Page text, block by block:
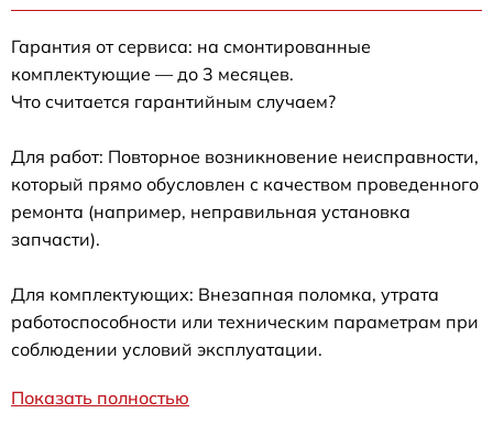
Гарантия от сервиса: на смонтированные
комплектующие — до 3 месяцев.
Что считается гарантийным случаем?
Для работ: Повторное возникновение неисправности,
который прямо обусловлен с качеством проведенного
ремонта (например, неправильная установка
запчасти).
Для комплектующих: Внезапная поломка, утрата
работоспособности или техническим параметрам при
соблюдении условий эксплуатации.
Показать полностью